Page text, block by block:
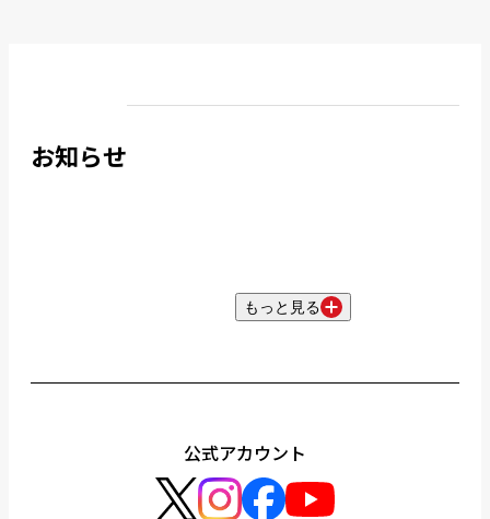
お知らせ
もっと見る
公式アカウント